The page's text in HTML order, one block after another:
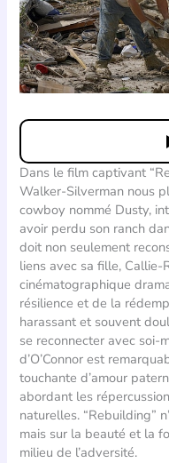
Dans le film captivant
Walker-Silverman nous
cowboy nommé Dusty,
avoir perdu son ranch
doit non seulement
liens avec sa fille, Callie-
cinématographique
résilience et de la
harassant et souvent
se reconnecter avec soi-
d’O’Connor est
touchante d’amour
abordant les
naturelles. “Rebuilding”
mais sur la beauté et la
milieu de l’adversité.